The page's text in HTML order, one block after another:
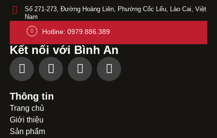
Số 271-273, Đường Hoàng Liên, Phường Cốc Lếu, Lào Cai, Việt
Nam
Hotline: 0979.886.389
Kết nối với Bình An
Thông tin
Trang chủ
Giới thiệu
Sản phẩm